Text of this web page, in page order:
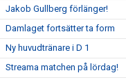
Jakob Gullberg förlänger!
Damlaget fortsätter ta form
Ny huvudtränare i D 1
Streama matchen på lördag!